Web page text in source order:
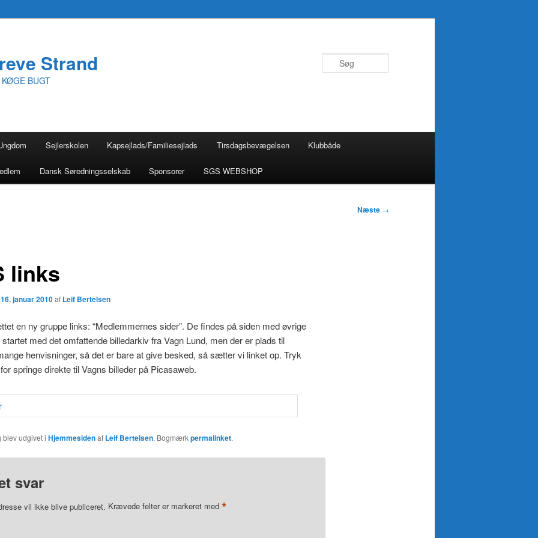
Strand
BUGT
Sejlerskolen Kapsejlads/Familiesejlads Tirsdagsbevægelsen Klubbåde
Dansk Søredningsselskab Sponsorer SGS WEBSHOP
Næste →
links
16. januar 2010af Leif Bertelsen
en ny gruppe links: “Medlemmernes sider”. De findes på siden med øvrige
med det omfattende billedarkiv fra Vagn Lund, men der er plads til
henvisninger, så det er bare at give besked, så sætter vi linket op. Tryk
springe direkte til Vagns billeder på Picasaweb.
udgivet i Hjemmesidenaf Leif Bertelsen. Bogmærkpermalinket.
svar
vil ikke blive publiceret. Krævede felter er markeret med *